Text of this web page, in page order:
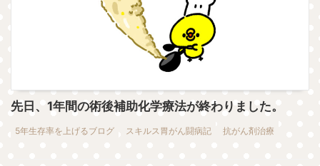
先日、1年間の術後補助化学療法が終わりました。
5年生存率を上げるブログ スキルス胃がん闘病記 抗がん剤治療